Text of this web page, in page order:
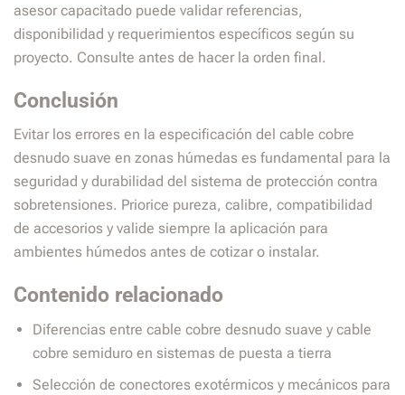
asesor capacitado puede validar referencias,
disponibilidad y requerimientos específicos según su
proyecto. Consulte antes de hacer la orden final.
Conclusión
Evitar los errores en la especificación del cable cobre
desnudo suave en zonas húmedas es fundamental para la
seguridad y durabilidad del sistema de protección contra
sobretensiones. Priorice pureza, calibre, compatibilidad
de accesorios y valide siempre la aplicación para
ambientes húmedos antes de cotizar o instalar.
Contenido relacionado
Diferencias entre cable cobre desnudo suave y cable
cobre semiduro en sistemas de puesta a tierra
Selección de conectores exotérmicos y mecánicos para